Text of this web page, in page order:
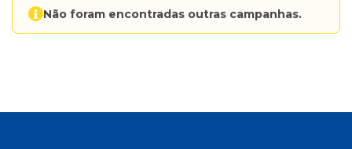
Não foram encontradas outras campanhas.